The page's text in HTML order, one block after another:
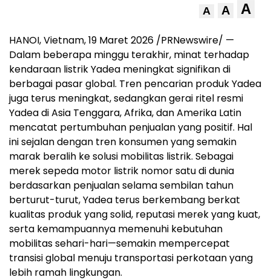
A A A
HANOI, Vietnam, 19 Maret 2026 /PRNewswire/ —
Dalam beberapa minggu terakhir, minat terhadap
kendaraan listrik Yadea meningkat signifikan di
berbagai pasar global. Tren pencarian produk Yadea
juga terus meningkat, sedangkan gerai ritel resmi
Yadea di Asia Tenggara, Afrika, dan Amerika Latin
mencatat pertumbuhan penjualan yang positif. Hal
ini sejalan dengan tren konsumen yang semakin
marak beralih ke solusi mobilitas listrik. Sebagai
merek sepeda motor listrik nomor satu di dunia
berdasarkan penjualan selama sembilan tahun
berturut-turut, Yadea terus berkembang berkat
kualitas produk yang solid, reputasi merek yang kuat,
serta kemampuannya memenuhi kebutuhan
mobilitas sehari-hari—semakin mempercepat
transisi global menuju transportasi perkotaan yang
lebih ramah lingkungan.